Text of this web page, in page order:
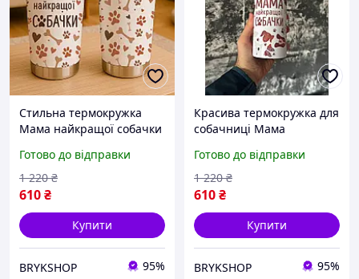
Стильна термокружка
Мама найкращої собачки
собаки, термос для
любителів песиків
Готово до відправки
610₴
1 220 ₴
Купити
BRYKSHOP 95%
Красива термокружка для
собачниці Мама
ідеальний подарунок
любительці тварин
Готово до відправки
610₴
1 220 ₴
Купити
BRYKSHOP 95%